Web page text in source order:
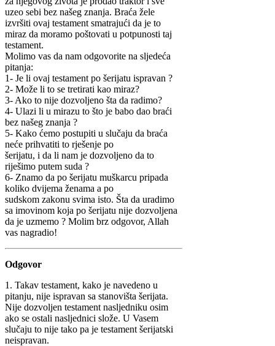
uzeo sebi bez našeg znanja. Braća žele
izvršiti ovaj testament smatrajući da je to
miraz da moramo poštovati u potpunosti taj
testament.
Molimo vas da nam odgovorite na sljedeća
pitanja:
1- Je li ovaj testament po šerijatu ispravan ?
2- Može li to se tretirati kao miraz?
3- Ako to nije dozvoljeno šta da radimo?
4- Ulazi li u mirazu to što je babo dao braći
bez našeg znanja ?
5- Kako ćemo postupiti u slučaju da braća
neće prihvatiti to rješenje po
šerijatu, i da li nam je dozvoljeno da to
riješimo putem suda ?
6- Znamo da po šerijatu muškarcu pripada
koliko dvijema ženama a po
sudskom zakonu svima isto. Šta da uradimo
sa imovinom koja po šerijatu nije dozvoljena
da je uzmemo ? Molim brz odgovor, Allah
vas nagradio!
Odgovor
1. Takav testament, kako je navedeno u
pitanju, nije ispravan sa stanovišta šerijata.
Nije dozvoljen testament nasljedniku osim
ako se ostali nasljednici slože. U Vasem
slučaju to nije tako pa je testament šerijatski
neispravan.